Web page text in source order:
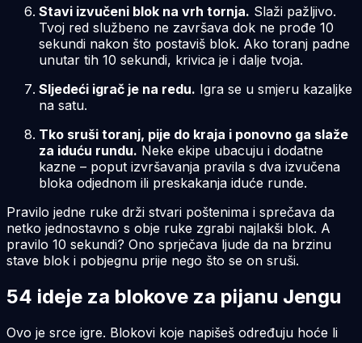
Stavi izvučeni blok na vrh tornja. Slaži pažljivo.
Tvoj red službeno ne završava dok ne prođe 10
sekundi nakon što postaviš blok. Ako toranj padne
unutar tih 10 sekundi, krivica je i dalje tvoja.
Sljedeći igrač je na redu. Igra se u smjeru kazaljke
na satu.
Tko sruši toranj, pije do kraja i ponovno ga slaže
za iduću rundu. Neke ekipe ubacuju i dodatne
kazne – poput izvršavanja pravila s dva izvučena
bloka odjednom ili preskakanja iduće runde.
Pravilo jedne ruke drži stvari poštenima i sprečava da
netko jednostavno s obje ruke zgrabi najlakši blok. A
pravilo 10 sekundi? Ono sprječava ljude da na brzinu
stave blok i pobjegnu prije nego što se on sruši.
54 ideje za blokove za pijanu Jengu
Ovo je srce igre. Blokovi koje napišeš određuju hoće li